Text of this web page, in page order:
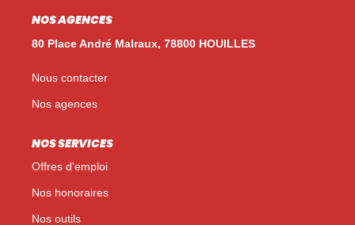
NOS AGENCES
80 Place André Malraux, 78800 HOUILLES
Nous contacter
Nos agences
NOS SERVICES
Offres d'emploi
Nos honoraires
Nos outils